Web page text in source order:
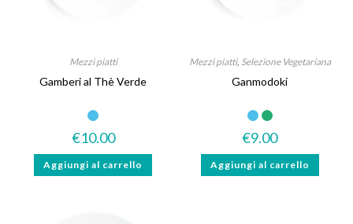
Mezzi piatti
Gamberi al Thè Verde
€10.00
Aggiungi al carrello
Mezzi piatti, Selezione Vegetariana
Ganmodoki
€9.00
Aggiungi al carrello